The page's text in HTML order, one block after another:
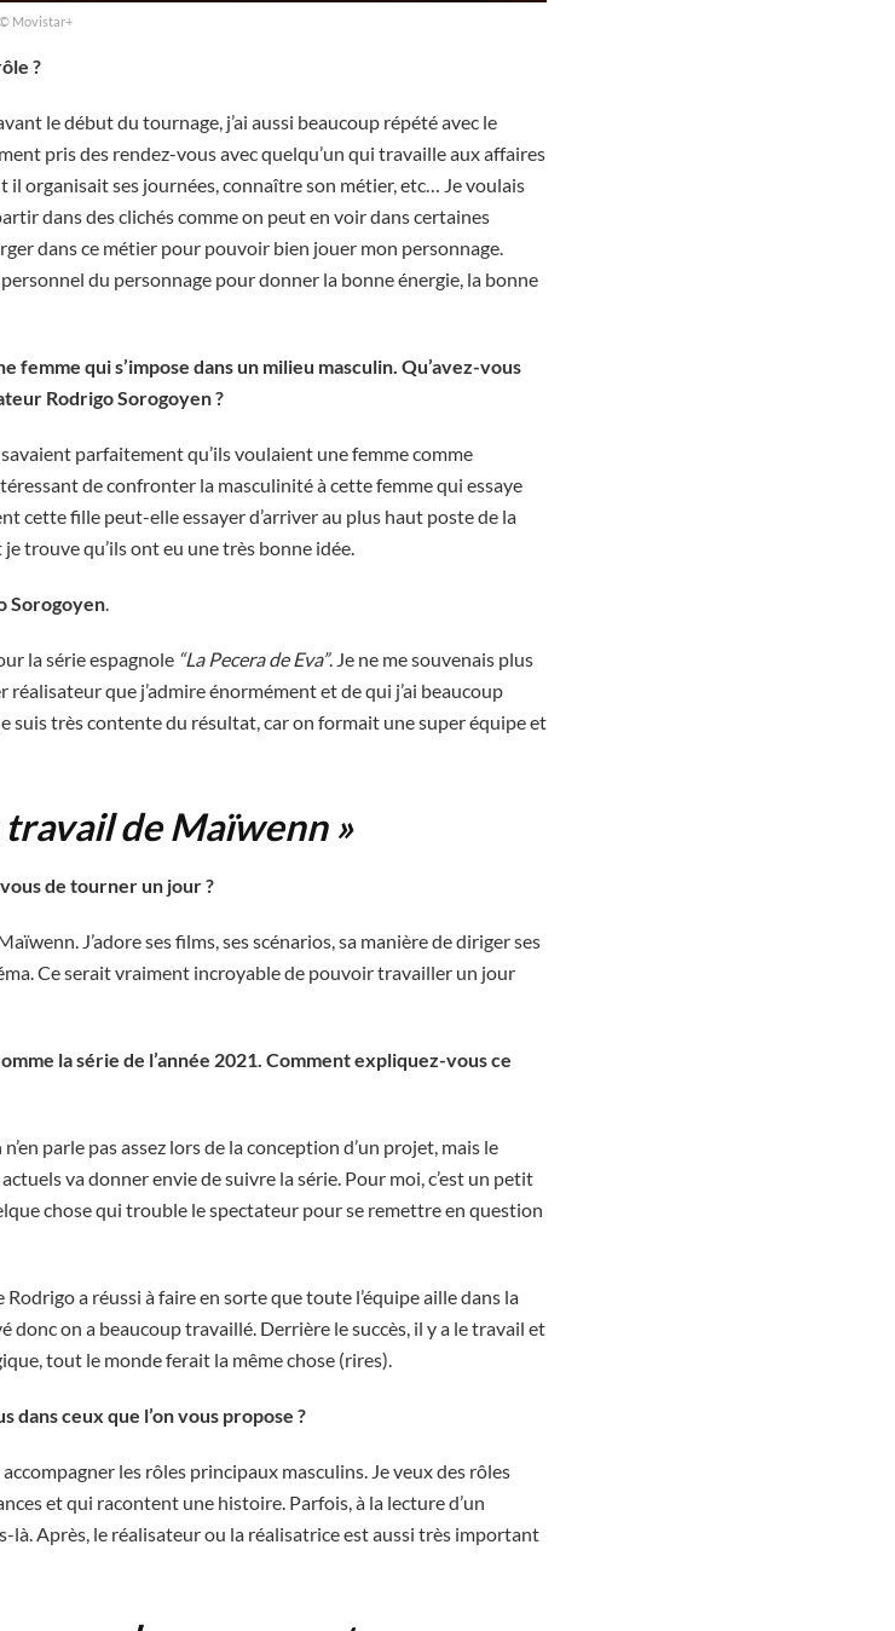
© Movistar+
?
le début du tournage, j’ai aussi beaucoup répété avec le
pris des rendez-vous avec quelqu’un qui travaille aux affaires
il organisait ses journées, connaître son métier, etc… Je voulais
dans des clichés comme on peut en voir dans certaines
dans ce métier pour pouvoir bien jouer mon personnage.
du personnage pour donner la bonne énergie, la bonne
femme qui s’impose dans un milieu masculin. Qu’avez-vous
Rodrigo Sorogoyen ?
parfaitement qu’ils voulaient une femme comme
de confronter la masculinité à cette femme qui essaye
cette fille peut-elle essayer d’arriver au plus haut poste de la
trouve qu’ils ont eu une très bonne idée.
Sorogoyen.
la série espagnole “La Pecera de Eva”. Je ne me souvenais plus
que j’admire énormément et de qui j’ai beaucoup
suis très contente du résultat, car on formait une super équipe et
travail de Maïwenn »
de tourner un jour ?
J’adore ses films, ses scénarios, sa manière de diriger ses
Ce serait vraiment incroyable de pouvoir travailler un jour
la série de l’année 2021. Comment expliquez-vous ce
parle pas assez lors de la conception d’un projet, mais le
va donner envie de suivre la série. Pour moi, c’est un petit
chose qui trouble le spectateur pour se remettre en question
a réussi à faire en sorte que toute l’équipe aille dans la
donc on a beaucoup travaillé. Derrière le succès, il y a le travail et
tout le monde ferait la même chose (rires).
ceux que l’on vous propose ?
les rôles principaux masculins. Je veux des rôles
et qui racontent une histoire. Parfois, à la lecture d’un
là. Après, le réalisateur ou la réalisatrice est aussi très important